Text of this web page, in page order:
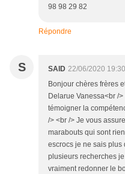
98 98 29 82
Répondre
S SAID 22/06/2020 19:30
Bonjour chères frères
Delarue Vanessa<br /
témoigner la
/> <br /> Je vous
marabouts qui sont
escrocs je ne sais
plusieurs recherches
vraiment redonner le